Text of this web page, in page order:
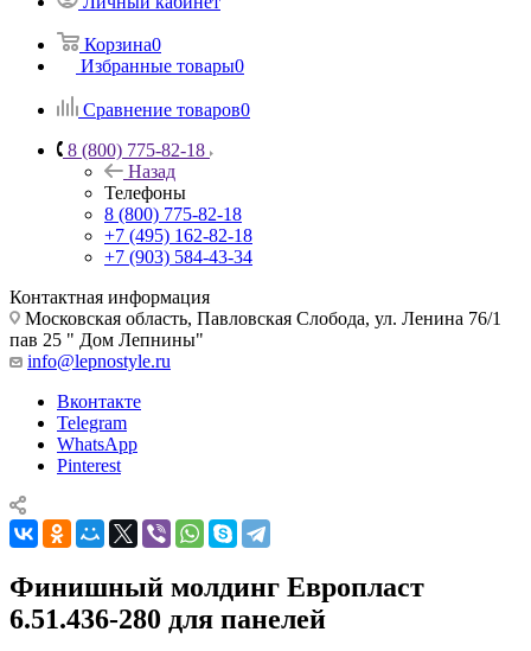
Корзина0
Избранные товары0
Сравнение товаров0
8 (800) 775-82-18
Назад
Телефоны
8 (800) 775-82-18
+7 (495) 162-82-18
+7 (903) 584-43-34
Контактная информация
Московская область, Павловская Слобода, ул. Ленина 76/1
пав 25 " Дом Лепнины"
info@lepnostyle.ru
Вконтакте
Telegram
WhatsApp
Pinterest
Финишный молдинг Европласт
6.51.436-280 для панелей